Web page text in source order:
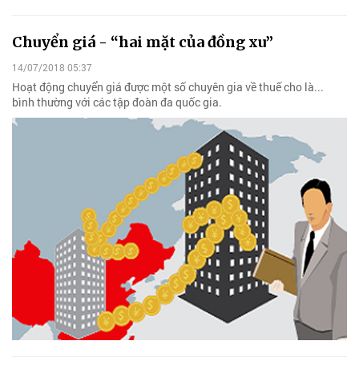
Chuyển giá - “hai mặt của đồng xu”
14/07/2018 05:37
Hoạt động chuyển giá được một số chuyên gia về thuế cho là...
bình thường với các tập đoàn đa quốc gia.